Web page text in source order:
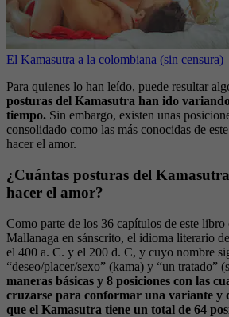
El Kamasutra a la colombiana (sin censura)
Para quienes lo han leído, puede resultar
posturas del Kamasutra han ido
tiempo. Sin embargo, existen unas
consolidado como las más conocidas de
hacer el amor.
¿Cuántas posturas del
hacer el amor?
Como parte de los 36 capítulos de este libro
Mallanaga en sánscrito, el idioma literario
el 400 a. C. y el 200 d. C, y cuyo nombre
“deseo/placer/sexo” (kama) y “un tratado”
maneras básicas y 8 posiciones con las
cruzarse para conformar una variante y
que el Kamasutra tiene un total de 64